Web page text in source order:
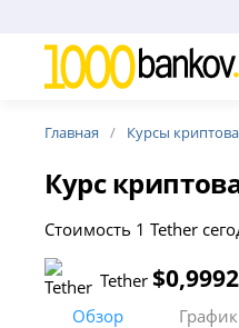
Главная Курсы
Курс
Стоимость 1 Tether
Tether $0,9992
Обзор
График